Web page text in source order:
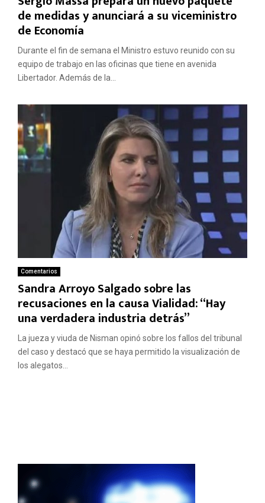
de medidas y anunciará a su viceministro
de Economía
Durante el fin de semana el Ministro estuvo reunido con su
equipo de trabajo en las oficinas que tiene en avenida
Libertador. Además de la...
Comentarios
Sandra Arroyo Salgado sobre las
recusaciones en la causa Vialidad: “Hay
una verdadera industria detrás”
La jueza y viuda de Nisman opinó sobre los fallos del tribunal
del caso y destacó que se haya permitido la visualización de
los alegatos...